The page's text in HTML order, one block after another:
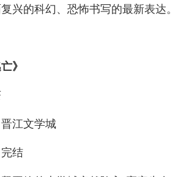
兴的科幻、恐怖书写的最新表达。
》
江文学城
结